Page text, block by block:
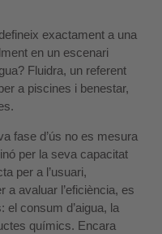
exactament a una
en un escenari
Fluidra, un referent
a piscines i benestar,
fase d’ús no es mesura
per la seva capacitat
per a l’usuari,
a avaluar l’eficiència, es
consum d’aigua, la
químics. Encara